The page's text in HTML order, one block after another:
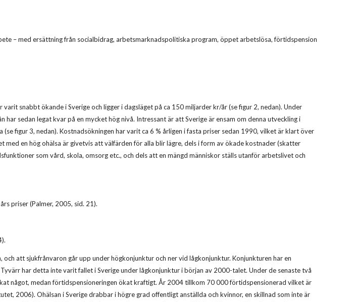
– med ersättning från socialbidrag, arbetsmarknadspolitiska program, öppet arbetslösa, förtidspension
snabbt ökande i Sverige och ligger i dagsläget på ca 150 miljarder kr/år (se figur 2, nedan). Under
sedan legat kvar på en mycket hög nivå. Intressant är att Sverige är ensam om denna utveckling i
figur 3, nedan). Kostnadsökningen har varit ca 6 % årligen i fasta priser sedan 1990, vilket är klart över
med en hög ohälsa är givetvis att välfärden för alla blir lägre, dels i form av ökade kostnader (skatter
som vård, skola, omsorg etc., och dels att en mängd människor ställs utanför arbetslivet och
priser (Palmer, 2005, sid. 21).
att sjukfrånvaron går upp under högkonjunktur och ner vid lågkonjunktur. Konjunkturen har en
har detta inte varit fallet i Sverige under lågkonjunktur i början av 2000-talet. Under de senaste två
något, medan förtidspensioneringen ökat kraftigt. År 2004 tillkom 70 000 förtidspensionerad vilket är
2006). Ohälsan i Sverige drabbar i högre grad offentligt anställda och kvinnor, en skillnad som inte är